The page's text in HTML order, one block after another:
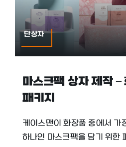
단상자
마스크팩 상자 제작 –
패키지
케이스맨이 화장품 중에서 가
하나인 마스크팩을 담기 위한